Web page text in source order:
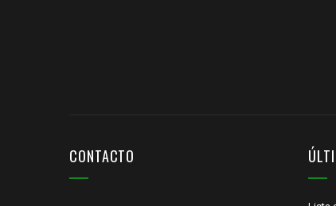
CONTACTO